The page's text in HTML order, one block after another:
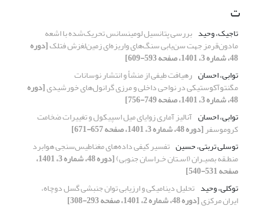
ت
تاجیک، وحید بررسی پتانسیل لومینسانس تحریک‌شده با اشعه
مادون‌قرمز جهت سن‌یابی سنگ‌های واریزه‌ای زمین‌لغزش فتلک[دوره
48، شماره 3، 1401، صفحه 593-609]
توابی، احسان رهیافت طیفی از منشأ و انتشار نوسانات
مگنتوآکوستیکی در نواحی داخلی و مرزی گرانول‌های خورشیدی[دوره
48، شماره 3، 1401، صفحه 749-756]
توابی، احسان آنالیز آماری زوایا‌ی میل اسپیکول و تغییرات ضخامت
کروموسفر[دوره 48، شماره 3، 1401، صفحه 657-671]
توسلی تربتی، حسین تفسیر کیفی داده‌های مغناطیس‌‌سنجی هوابرد
منطـقه بصیـران (اسـتان خـراسان جنوبی) [دوره 48، شماره 3، 1401،
صفحه 531-540]
توکلی، وحید تحلیل دینامیکی و ارزیابی توان جنبشی گسل دوچاه،
ایران مرکزی[دوره 48، شماره 2، 1401، صفحه 293-308]